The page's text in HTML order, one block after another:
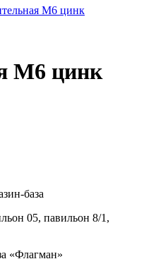
М6 цинк
база
05, павильон 8/1,
«Флагман»